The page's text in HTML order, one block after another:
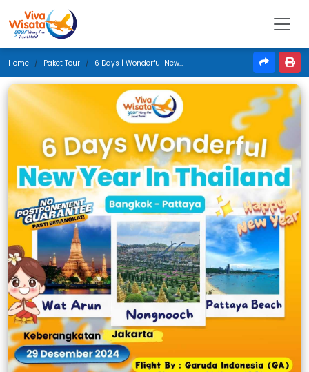
Home Paket Tour 6 Days | Wonderful New Year In Thailand | Desember 2024 | Jakarta